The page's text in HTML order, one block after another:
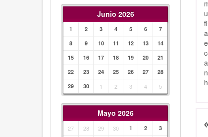
Junio 2026
1 2 3 4 5 6
7
8
9 10 11 12 13
14
15
16 17 18 19 20
21
22
23 24 25 26 27
28
29
30 1 2 3 4 5
Mayo 2026
27 28 29 30 1 2
3